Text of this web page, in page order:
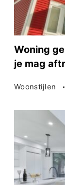
Woning
je mag
Woonstijlen